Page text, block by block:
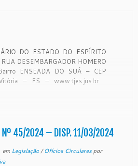
DO ESTADO DO ESPÍRITO
DESEMBARGADOR HOMERO
ENSEADA DO SUÁ – CEP
– ES – www.tjes.jus.br
Nº 45/2024 – DISP. 11/03/2024
Legislação/Ofícios Circularespor